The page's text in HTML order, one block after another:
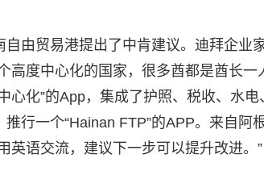
由贸易港提出了中肯建议。迪拜企业
高度中心化的国家，很多酋都是酋长一
心化”的App，集成了护照、税收、水电
行一个“Hainan FTP”的APP。来自阿
英语交流，建议下一步可以提升改进。”